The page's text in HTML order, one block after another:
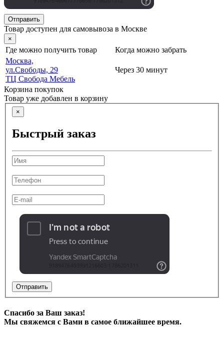
Отправить
Товар доступен для самовывоза в Москве
×
Где можно получить товар
Когда можно забрать
Москва,
ул.Свободы, 29
ТЦ Свобода Мебель
Через 30 минут
Корзина покупок
Товар уже добавлен в корзину
×
Быстрый заказ
Отправить
Спасибо за Ваш заказ!
Мы свяжемся с Вами в самое ближайшее время.